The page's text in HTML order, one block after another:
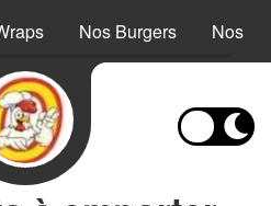
Nos Burgers Nos